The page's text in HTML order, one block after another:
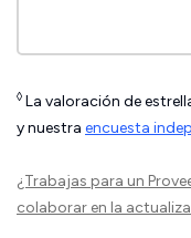
◊ La valoración de
y nuestra encuesta
¿Trabajas para un
colaborar en la